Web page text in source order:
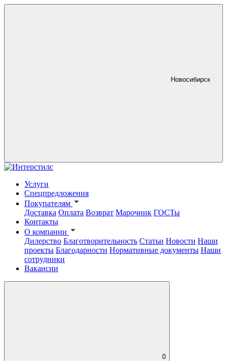
Новосибирск
Услуги
Спецпредложения
Покупателям
Доставка Оплата Возврат Марочник ГОСТы
Контакты
О компании
Дилерство Благотворительность Статьи Новости Наши
проекты Благодарности Нормативные документы Наши
сотрудники
Вакансии
0